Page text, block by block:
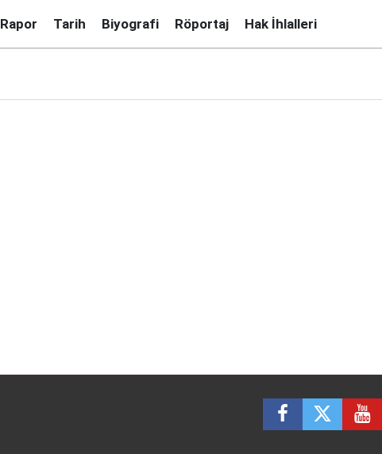
Rapor Tarih Biyografi Röportaj Hak İhlalleri